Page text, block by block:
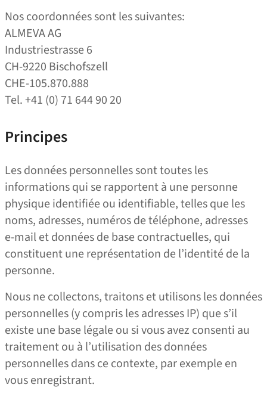
Nos coordonnées sont les suivantes:
ALMEVA AG
Industriestrasse 6
CH-9220 Bischofszell
CHE-105.870.888
Tel. +41 (0) 71 644 90 20
Principes
Les données personnelles sont toutes les
informations qui se rapportent à une personne
physique identifiée ou identifiable, telles que les
noms, adresses, numéros de téléphone, adresses
e‑mail et données de base contractuelles, qui
constituent une représentation de l’identité de la
personne.
Nous ne collectons, traitons et utilisons les données
personnelles (y compris les adresses IP) que s’il
existe une base légale ou si vous avez consenti au
traitement ou à l’utilisation des données
personnelles dans ce contexte, par exemple en
vous enregistrant.